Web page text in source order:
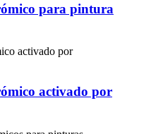
para pintura
activado por